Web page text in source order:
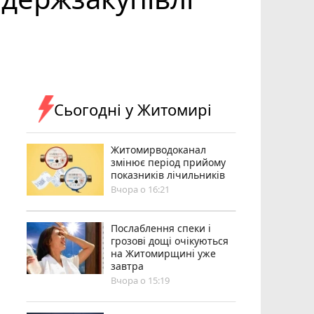
Сьогодні у Житомирі
Житомирводоканал
змінює період прийому
показників лічильників
Вчора о 16:21
Послаблення спеки і
грозові дощі очікуються
на Житомирщині уже
завтра
Вчора о 15:19